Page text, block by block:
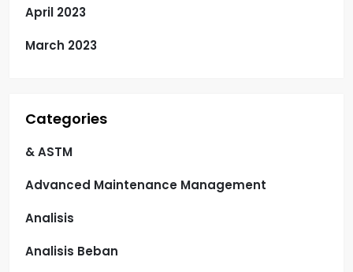
April 2023
March 2023
Categories
& ASTM
Advanced Maintenance Management
Analisis
Analisis Beban